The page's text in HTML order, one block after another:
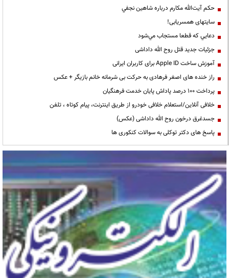
حكم آيت‌الله مكارم درباره شاهين نجفي
سایتهای همسریابی!
دعايي كه قطعا مستجاب مي‌شود
جزئیات جدید قتل روح الله داداشی
آموزش ساخت Apple ID برای کاربران ایرانی
راز خنده های اصغر فرهادی به حرکت بی شرمانه خانم بازیگر + عکس
پرداخت ۱۰۰ درصد پاداش پایان خدمت فرهنگیان
خلافی آنلاین/استعلام خلافی خودرو از طریق اینترنت، پیام کوتاه ، تلفن
جسدغرق درخون روح الله داداشی (عکس)
پاسخ های دکتر توکلی به سوالات کنکوری ها